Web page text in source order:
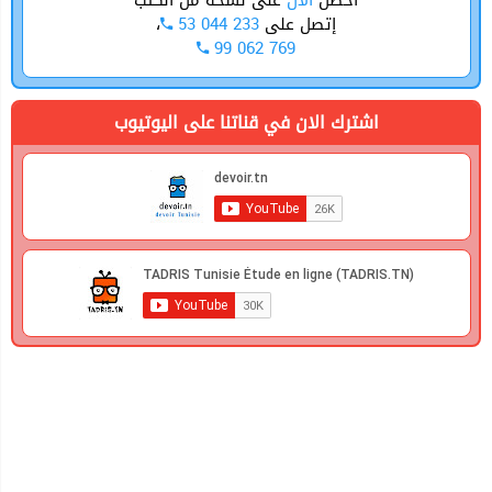
إتصل على 53 044 233 ،
99 062 769
اشترك الان في قناتنا على اليوتيوب